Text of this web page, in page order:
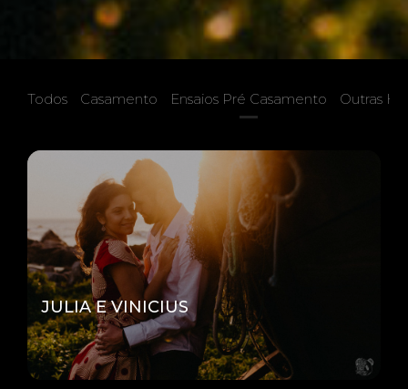
Todos Casamento Ensaios Pré Casamento Outras
JULIA E VINICIUS